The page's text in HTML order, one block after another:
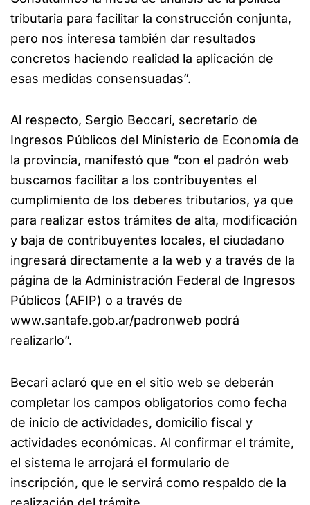
tributaria para facilitar la construcción conjunta,
pero nos interesa también dar resultados
concretos haciendo realidad la aplicación de
esas medidas consensuadas”.
Al respecto, Sergio Beccari, secretario de
Ingresos Públicos del Ministerio de Economía de
la provincia, manifestó que “con el padrón web
buscamos facilitar a los contribuyentes el
cumplimiento de los deberes tributarios, ya que
para realizar estos trámites de alta, modificación
y baja de contribuyentes locales, el ciudadano
ingresará directamente a la web y a través de la
página de la Administración Federal de Ingresos
Públicos (AFIP) o a través de
www.santafe.gob.ar/padronweb podrá
realizarlo”.
Becari aclaró que en el sitio web se deberán
completar los campos obligatorios como fecha
de inicio de actividades, domicilio fiscal y
actividades económicas. Al confirmar el trámite,
el sistema le arrojará el formulario de
inscripción, que le servirá como respaldo de la